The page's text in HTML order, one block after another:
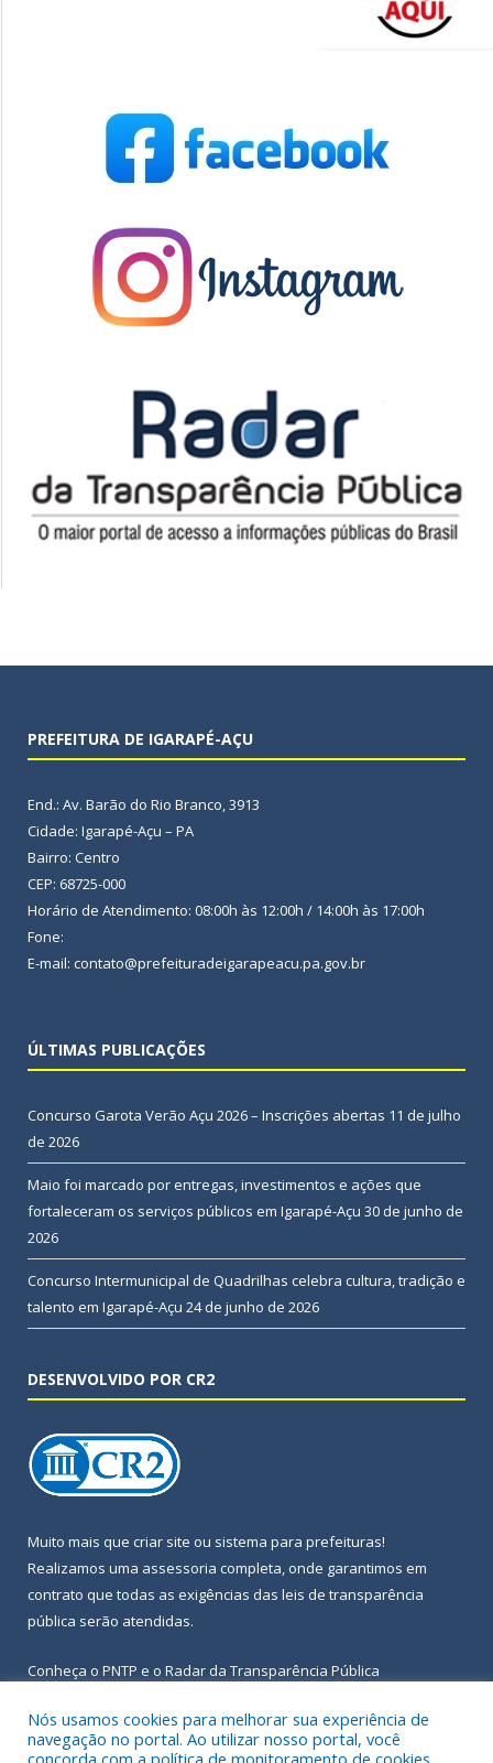
PREFEITURA DE IGARAPÉ-AÇU
End.: Av. Barão do Rio Branco, 3913
Cidade: Igarapé-Açu – PA
Bairro: Centro
CEP: 68725-000
Horário de Atendimento: 08:00h às 12:00h / 14:00h às 17:00h
Fone:
E-mail: contato@prefeituradeigarapeacu.pa.gov.br
ÚLTIMAS PUBLICAÇÕES
Concurso Garota Verão Açu 2026 – Inscrições abertas 11 de julho
de 2026
Maio foi marcado por entregas, investimentos e ações que
fortaleceram os serviços públicos em Igarapé-Açu 30 de junho de
2026
Concurso Intermunicipal de Quadrilhas celebra cultura, tradição e
talento em Igarapé-Açu 24 de junho de 2026
DESENVOLVIDO POR CR2
Muito mais que criar site ou sistema para prefeituras!
Realizamos uma assessoria completa, onde garantimos em
contrato que todas as exigências das leis de transparência
pública serão atendidas.
Conheça o PNTP e o Radar da Transparência Pública
Nós usamos cookies para melhorar sua experiência de
navegação no portal. Ao utilizar nosso portal, você
concorda com a política de monitoramento de cookies.